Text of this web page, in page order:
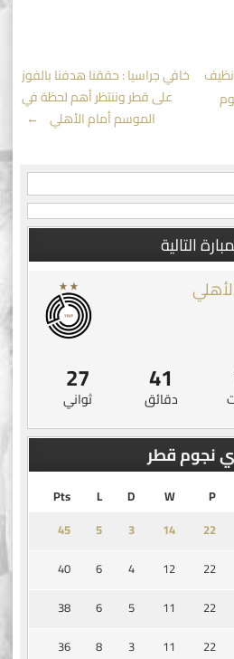
نظيف
خافي جراسيا : حققنا هدفنا بالفوز
على قطر وننتظر أهم لحظة في
الموسم أمام الأهلي →
التالية
41
دقائق
26
ثواني
نجوم قطر
P
W
D
L
Pts
‏22
14
3
5
45
22
12
4
6
40
22
11
5
6
38
22
11
3
8
36